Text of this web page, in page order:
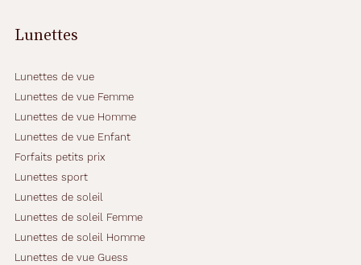
Lunettes
Lunettes de vue
Lunettes de vue Femme
Lunettes de vue Homme
Lunettes de vue Enfant
Forfaits petits prix
Lunettes sport
Lunettes de soleil
Lunettes de soleil Femme
Lunettes de soleil Homme
Lunettes de vue Guess